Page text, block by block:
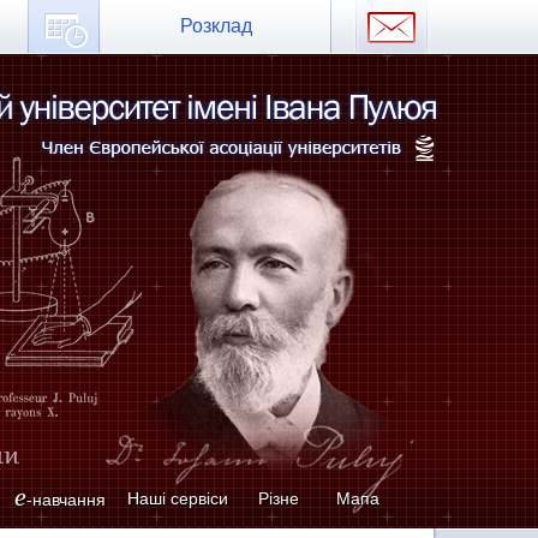
Розклад
e-навчання Наші сервіси Різне Мапа